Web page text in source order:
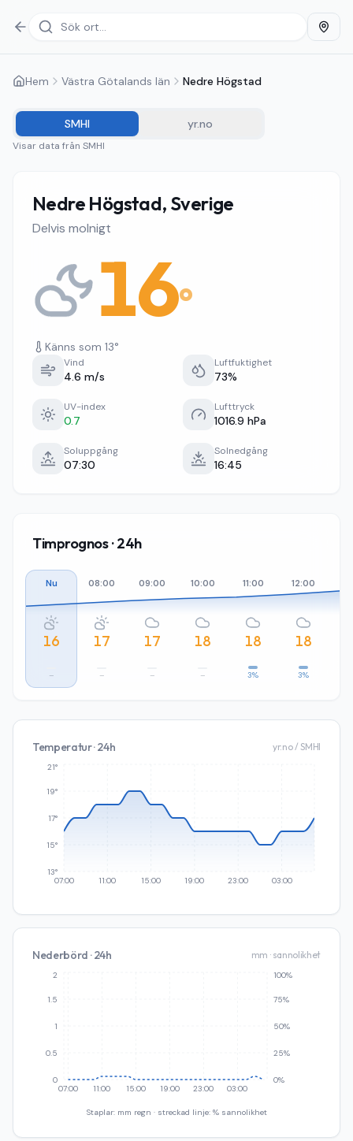
Hem Västra Götalands län Nedre Högstad
SMHI yr.no
Visar data från SMHI
Nedre Högstad, Sverige
Delvis molnigt
16°
Känns som 13°
Vind
4.6 m/s
Luftfuktighet
73%
UV-index
0.7
Lufttryck
1016.9 hPa
Soluppgång
07:30
Solnedgång
16:45
Timprognos · 24h
Nu
16
–
08:00
17
–
09:00
17
–
10:00
18
–
11:00
18
3%
12:00
18
3%
Temperatur · 24h yr.no / SMHI
07:00 11:00 15:00 19:00 23:00 03:00
13°
15°
17°
19°
21°
Nederbörd · 24h mm · sannolikhet
07:00 11:00 15:00 19:00 23:00 03:00
0
0.5
1
1.5
2
0%
25%
50%
75%
100%
Staplar: mm regn · streckad linje: % sannolikhet